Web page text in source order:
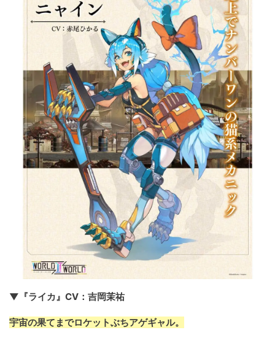
▼『ライカ』CV：吉岡茉祐
宇宙の果てまでロケットぶちアゲギャル。